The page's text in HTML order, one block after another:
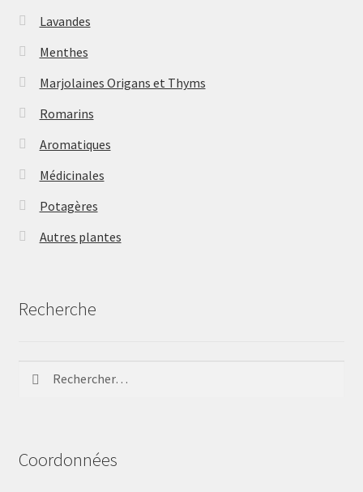
Lavandes
Menthes
Marjolaines Origans et Thyms
Romarins
Aromatiques
Médicinales
Potagères
Autres plantes
Recherche
Coordonnées